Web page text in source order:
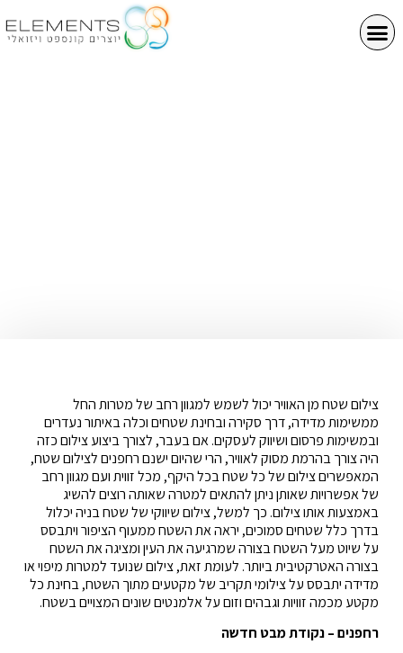
צילום שטח מן האוויר יכול לשמש למגוון רחב של מטרות החל
ממשימות מדידה, דרך סקירה ובחינת שטחים וכלה באיתור נעדרים
ובמשימות פרסום ושיווק לעסקים. אם בעבר, לצורך ביצוע צילום כזה
היה צורך בהרמת מסוק לאוויר, הרי שהיום ישנם רחפנים לצילום שטח,
המאפשרים צילום של כל שטח בכל היקף, מכל זווית ועם מגוון רחב
של אפשרויות שאותן ניתן להתאים למטרה שאותה רוצים להשיג
באמצעות אותו צילום. כך למשל, צילום שיווקי של שטח בניה יכלול
בדרך כלל שטחים סמוכים, יראה את השטח ממעוף הציפור ויתבסס
על שיוט מעל השטח בצורה שמרגיעה את העין ומציגה את השטח
בצורה האטרקטיבית ביותר. לעומת זאת, צילום שנועד למטרות מיפוי או
מדידה יתבסס על צילומי תקריב של מקטעים מתוך השטח, בחינת כל
מקטע מכמה זוויות וגבהים וזום על אלמנטים שונים המצויים בשטח.
רחפנים – נקודת מבט חדשה